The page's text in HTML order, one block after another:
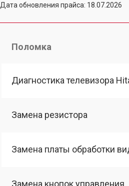
Дата обновления прайса: 18.07.2026
Поломка
Диагностика телевизора
Замена резистора
Замена платы обработки
Замена кнопок управления